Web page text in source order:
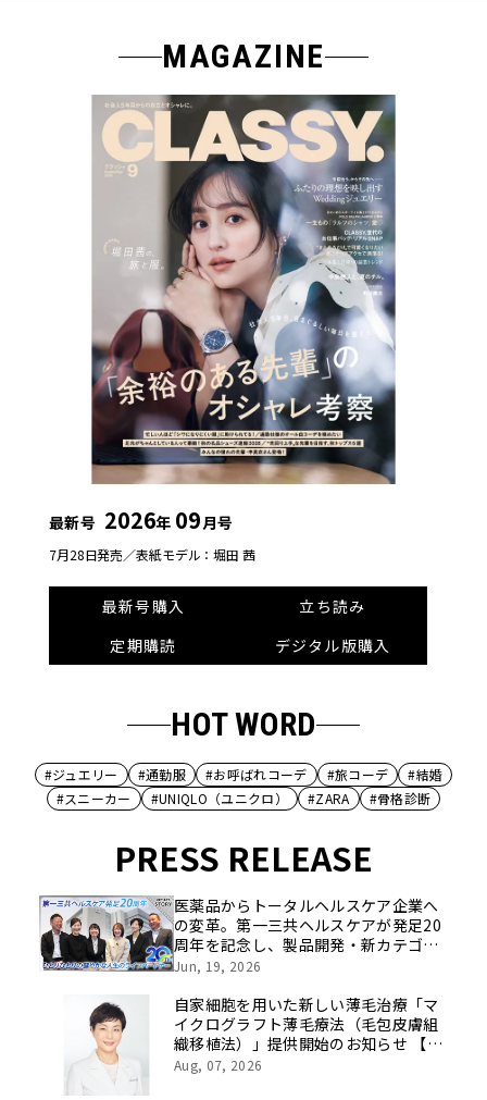
MAGAZINE
最新号 2026年 09月号
7月28日発売／表紙モデル：堀田 茜
最新号購入
立ち読み
定期購読
デジタル版購入
HOT WORD
#ジュエリー #通勤服 #お呼ばれコーデ #旅コーデ
#結婚
#スニーカー
#UNIQLO（ユニクロ） #ZARA #骨格診断
PRESS RELEASE
医薬品からトータルヘルスケア企業へ
の変革。第一三共ヘルスケアが発足20
周年を記念し、製品開発・新カテゴリ
挑戦の舞台や旧社統合時のエピソード
像を公開！
Jun, 19, 2026
自家細胞を用いた新しい薄毛治療「マ
イクログラフト薄毛療法（毛包皮膚組
織移植法）」提供開始のお知らせ 【医
療法人社団 青真会 青山エルクリニ
Aug, 07, 2026